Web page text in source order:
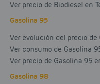
Ver precio de Biodiesel en
Gasolina 95
Ver evolución del precio de
Ver consumo de Gasolina
Ver precio de Gasolina 95
Gasolina 98